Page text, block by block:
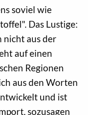
soviel wie
Das Lustige:
nicht aus der
auf einen
Regionen
aus den Worten
und ist
sozusagen